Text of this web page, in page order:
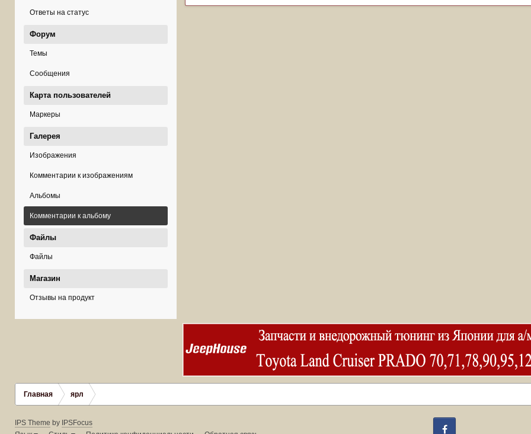
Ответы на статус
Форум
Темы
Сообщения
Карта пользователей
Маркеры
Галерея
Изображения
Комментарии к изображениям
Альбомы
Комментарии к альбому
Файлы
Файлы
Магазин
Отзывы на продукт
Главная ярл
IPS Theme by IPSFocus